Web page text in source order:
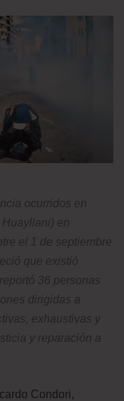
ocurridos en
en
el 1 de septiembre
que existió
36 personas
dirigidas a
exhaustivas y
y reparación a
Condori,